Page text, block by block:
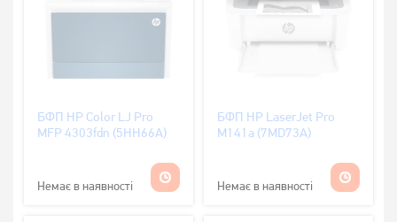
БФП HP Color LJ Pro
MFP 4303fdn (5HH66A)
Немає в наявності
БФП HP LaserJet Pro
M141a (7MD73A)
Немає в наявності